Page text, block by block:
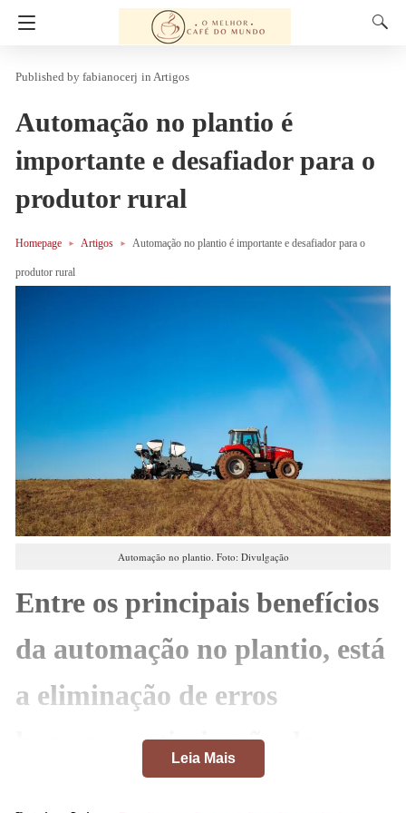
fabianocerj in Artigos
Automação no plantio é
importante e desafiador para o
produtor rural
Homepage Artigos Automação no plantio é importante e desafiador para o
produtor rural
Automação no plantio. Foto: Divulgação
Entre os principais benefícios
da automação no plantio, está
a eliminação de erros
humanos, otimização da
segurança dos trabalhadores,
Leia Mais